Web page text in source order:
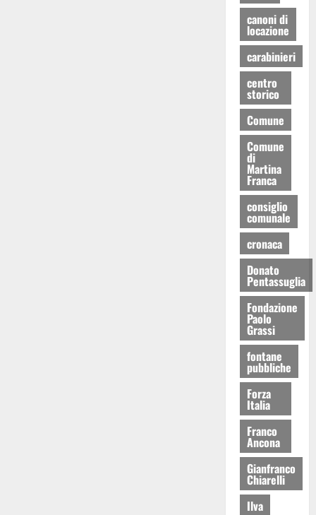
canoni di
locazione
carabinieri
centro
storico
Comune
Comune
di
Martina
Franca
consiglio
comunale
cronaca
Donato
Pentassuglia
Fondazione
Paolo
Grassi
fontane
pubbliche
Forza
Italia
Franco
Ancona
Gianfranco
Chiarelli
Ilva